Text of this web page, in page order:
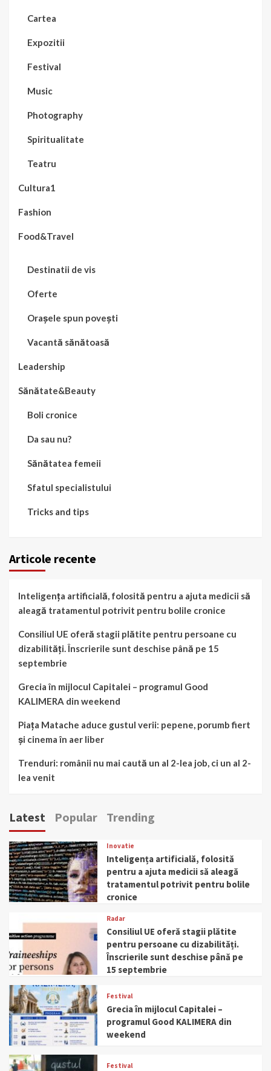
Cartea
Expozitii
Festival
Music
Photography
Spiritualitate
Teatru
Cultura1
Fashion
Food&Travel
Destinatii de vis
Oferte
Orașele spun povești
Vacantă sănătoasă
Leadership
Sănătate&Beauty
Boli cronice
Da sau nu?
Sănătatea femeii
Sfatul specialistului
Tricks and tips
Articole recente
Inteligența artificială, folosită pentru a ajuta medicii să
aleagă tratamentul potrivit pentru bolile cronice
Consiliul UE oferă stagii plătite pentru persoane cu
dizabilități. Înscrierile sunt deschise până pe 15
septembrie
Grecia în mijlocul Capitalei – programul Good
KALIMERA din weekend
Piața Matache aduce gustul verii: pepene, porumb fiert
și cinema în aer liber
Trenduri: românii nu mai caută un al 2-lea job, ci un al 2-
lea venit
Latest Popular Trending
Inovatie
Inteligența artificială, folosită
pentru a ajuta medicii să aleagă
tratamentul potrivit pentru bolile
cronice
Radar
Consiliul UE oferă stagii plătite
pentru persoane cu dizabilități.
Înscrierile sunt deschise până pe
15 septembrie
Festival
Grecia în mijlocul Capitalei –
programul Good KALIMERA din
weekend
Festival